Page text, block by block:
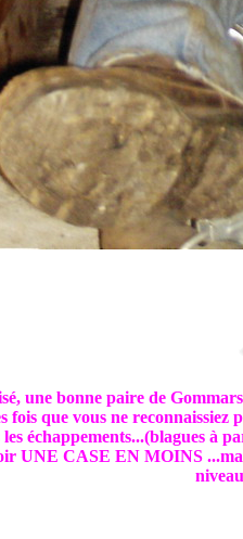
une bonne paire de
fois que vous ne
les échappements...(blagues à
UNE CASE EN MOINS